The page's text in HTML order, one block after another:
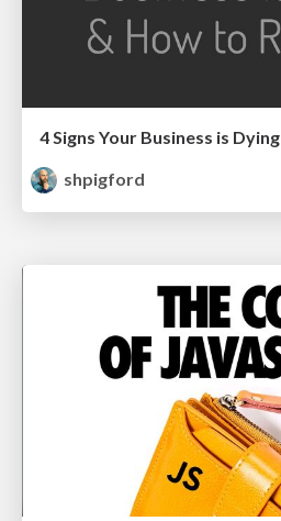
4 Signs Your Business is Dying
shpigford